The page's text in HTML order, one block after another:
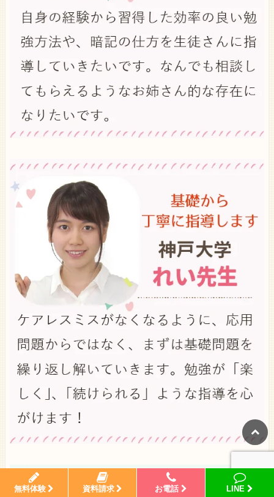
無料体験 資料請求 お電話 LINE